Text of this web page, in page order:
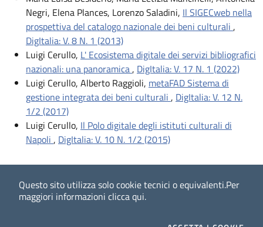
Questo sito utilizza solo cookie tecnici o equivalenti.Per
maggiori informazioni clicca qui.
Negri, Elena Plances, Lorenzo Saladini, Il SIGECweb nella
prospettiva del catalogo nazionale dei beni culturali ,
DigItalia: V. 8 N. 1 (2013)
Luigi Cerullo, L' Ecosistema digitale dei servizi bibliografici
nazionali: una panoramica, DigItalia: V. 17 N. 1 (2022)
Luigi Cerullo, Alberto Raggioli, metaFAD Sistema di
gestione integrata dei beni culturali , DigItalia: V. 12 N.
1/2 (2017)
Luigi Cerullo, Il Polo digitale degli istituti culturali di
Napoli , DigItalia: V. 10 N. 1/2 (2015)